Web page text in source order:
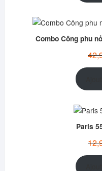
Combo Công phu
Paris